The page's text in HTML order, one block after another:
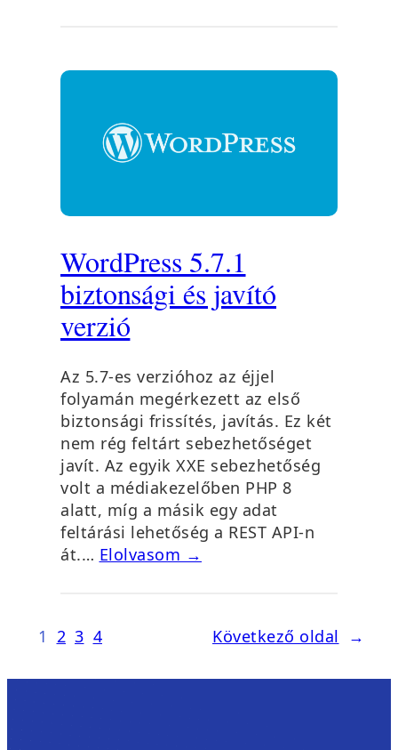
WordPress 5.7.1
biztonsági és javító
verzió
Az 5.7-es verzióhoz az éjjel
folyamán megérkezett az első
biztonsági frissítés, javítás. Ez két
nem rég feltárt sebezhetőséget
javít. Az egyik XXE sebezhetőség
volt a médiakezelőben PHP 8
alatt, míg a másik egy adat
feltárási lehetőség a REST API-n
át.… Elolvasom →
1 2 3 4 Következő oldal →